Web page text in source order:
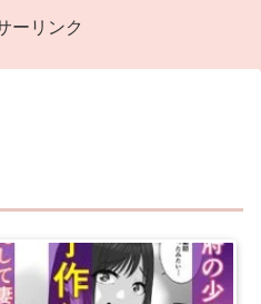
ーリンク